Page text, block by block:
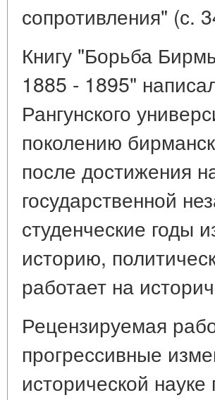
сопротивления" (с.
Книгу "Борьба
1885 - 1895"
Рангунского
поколению
после достижения
государственной
студенческие годы
историю,
работает на
Рецензируемая
прогрессивные
исторической